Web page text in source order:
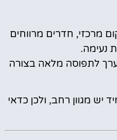
מרכזי, חדרים מרווחים
נעימה.
לתפוסה מלאה בצורה
יש מגוון רחב, ולכן כדאי